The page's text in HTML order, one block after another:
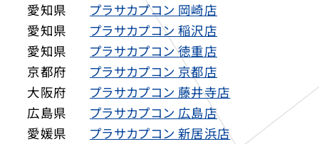
愛知県
プラサカプコン 岡崎店
愛知県
プラサカプコン 稲沢店
愛知県
プラサカプコン 徳重店
京都府
プラサカプコン 京都店
大阪府
プラサカプコン 藤井寺店
広島県
プラサカプコン 広島店
愛媛県
プラサカプコン 新居浜店